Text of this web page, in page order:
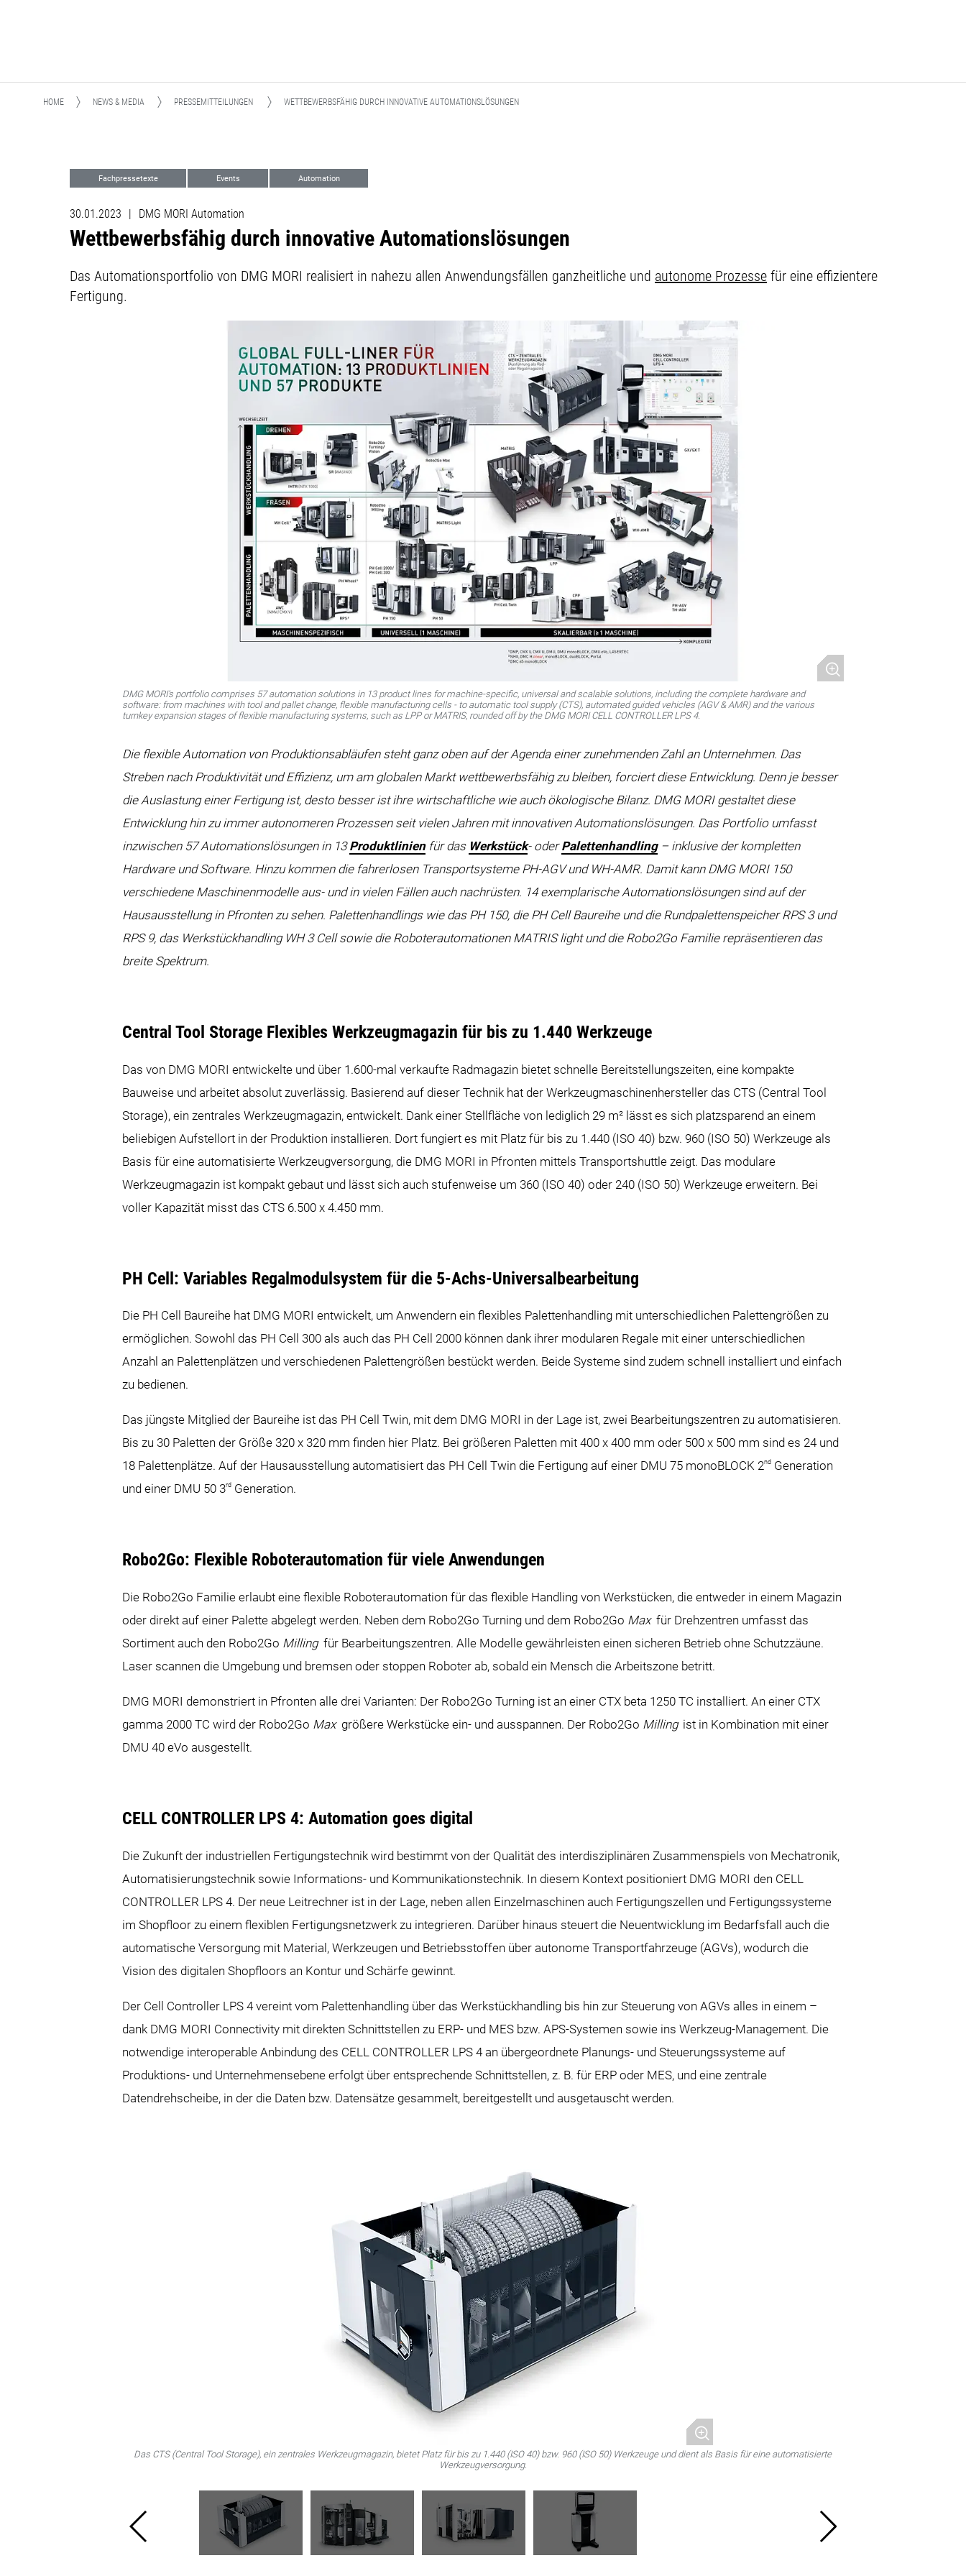
HOME NEWS & MEDIA PRESSEMITTEILUNGEN WETTBEWERBSFÄHIG DURCH INNOVATIVE AUTOMATIONSLÖSUNGEN
Fachpressetexte Events Automation
30.01.2023 | DMG MORI Automation
Wettbewerbsfähig durch innovative Automationslösungen
Das Automationsportfolio von DMG MORI realisiert in nahezu allen Anwendungsfällen ganzheitliche und autonome Prozesse für eine effizientere
Fertigung.
DMG MORI's portfolio comprises 57 automation solutions in 13 product lines for machine-specific, universal and scalable solutions, including the complete hardware and
software: from machines with tool and pallet change, flexible manufacturing cells - to automatic tool supply (CTS), automated guided vehicles (AGV & AMR) and the various
turnkey expansion stages of flexible manufacturing systems, such as LPP or MATRIS, rounded off by the DMG MORI CELL CONTROLLER LPS 4.
Die flexible Automation von Produktionsabläufen steht ganz oben auf der Agenda einer zunehmenden Zahl an Unternehmen. Das
Streben nach Produktivität und Effizienz, um am globalen Markt wettbewerbsfähig zu bleiben, forciert diese Entwicklung. Denn je besser
die Auslastung einer Fertigung ist, desto besser ist ihre wirtschaftliche wie auch ökologische Bilanz. DMG MORI gestaltet diese
Entwicklung hin zu immer autonomeren Prozessen seit vielen Jahren mit innovativen Automationslösungen. Das Portfolio umfasst
inzwischen 57 Automationslösungen in 13Produktlinienfür das Werkstück- oderPalettenhandling– inklusive der kompletten
Hardware und Software. Hinzu kommen die fahrerlosen Transportsysteme PH‑AGV und WH-AMR. Damit kann DMG MORI 150
verschiedene Maschinenmodelle aus- und in vielen Fällen auch nachrüsten. 14 exemplarische Automationslösungen sind auf der
Hausausstellung in Pfronten zu sehen. Palettenhandlings wie das PH 150, die PH Cell Baureihe und die Rundpalettenspeicher RPS 3 und
RPS 9, das Werkstückhandling WH 3 Cell sowie die Roboterautomationen MATRIS light und die Robo2Go Familie repräsentieren das
breite Spektrum.
Central Tool Storage Flexibles Werkzeugmagazin für bis zu 1.440 Werkzeuge
Das von DMG MORI entwickelte und über 1.600-mal verkaufte Radmagazin bietet schnelle Bereitstellungszeiten, eine kompakte
Bauweise und arbeitet absolut zuverlässig. Basierend auf dieser Technik hat der Werkzeugmaschinenhersteller das CTS (Central Tool
Storage), ein zentrales Werkzeugmagazin, entwickelt. Dank einer Stellfläche von lediglich 29 m² lässt es sich platzsparend an einem
beliebigen Aufstellort in der Produktion installieren. Dort fungiert es mit Platz für bis zu 1.440 (ISO 40) bzw. 960 (ISO 50) Werkzeuge als
Basis für eine automatisierte Werkzeugversorgung, die DMG MORI in Pfronten mittels Transportshuttle zeigt. Das modulare
Werkzeugmagazin ist kompakt gebaut und lässt sich auch stufenweise um 360 (ISO 40) oder 240 (ISO 50) Werkzeuge erweitern. Bei
voller Kapazität misst das CTS 6.500 x 4.450 mm.
PH Cell: Variables Regalmodulsystem für die 5-Achs-Universalbearbeitung
Die PH Cell Baureihe hat DMG MORI entwickelt, um Anwendern ein flexibles Palettenhandling mit unterschiedlichen Palettengrößen zu
ermöglichen. Sowohl das PH Cell 300 als auch das PH Cell 2000 können dank ihrer modularen Regale mit einer unterschiedlichen
Anzahl an Palettenplätzen und verschiedenen Palettengrößen bestückt werden. Beide Systeme sind zudem schnell installiert und einfach
zu bedienen.
Das jüngste Mitglied der Baureihe ist das PH Cell Twin, mit dem DMG MORI in der Lage ist, zwei Bearbeitungszentren zu automatisieren.
Bis zu 30 Paletten der Größe 320 x 320 mm finden hier Platz. Bei größeren Paletten mit 400 x 400 mm oder 500 x 500 mm sind es 24 und
18 Palettenplätze. Auf der Hausausstellung automatisiert das PH Cell Twin die Fertigung auf einer DMU 75 monoBLOCK 2nd Generation
und einer DMU 50 3rd Generation.
Robo2Go: Flexible Roboterautomation für viele Anwendungen
Die Robo2Go Familie erlaubt eine flexible Roboterautomation für das flexible Handling von Werkstücken, die entweder in einem Magazin
oder direkt auf einer Palette abgelegt werden. Neben dem Robo2Go Turning und dem Robo2Go Max für Drehzentren umfasst das
Sortiment auch den Robo2Go Milling für Bearbeitungszentren. Alle Modelle gewährleisten einen sicheren Betrieb ohne Schutzzäune.
Laser scannen die Umgebung und bremsen oder stoppen Roboter ab, sobald ein Mensch die Arbeitszone betritt.
DMG MORI demonstriert in Pfronten alle drei Varianten: Der Robo2Go Turning ist an einer CTX beta 1250 TC installiert. An einer CTX
gamma 2000 TC wird der Robo2Go Max größere Werkstücke ein- und ausspannen. Der Robo2Go Milling ist in Kombination mit einer
DMU 40 eVo ausgestellt.
CELL CONTROLLER LPS 4: Automation goes digital
Die Zukunft der industriellen Fertigungstechnik wird bestimmt von der Qualität des interdisziplinären Zusammenspiels von Mechatronik,
Automatisierungstechnik sowie Informations- und Kommunikationstechnik. In diesem Kontext positioniert DMG MORI den CELL
CONTROLLER LPS 4. Der neue Leitrechner ist in der Lage, neben allen Einzelmaschinen auch Fertigungszellen und Fertigungssysteme
im Shopfloor zu einem flexiblen Fertigungsnetzwerk zu integrieren. Darüber hinaus steuert die Neuentwicklung im Bedarfsfall auch die
automatische Versorgung mit Material, Werkzeugen und Betriebsstoffen über autonome Transportfahrzeuge (AGVs), wodurch die
Vision des digitalen Shopfloors an Kontur und Schärfe gewinnt.
Der Cell Controller LPS 4 vereint vom Palettenhandling über das Werkstückhandling bis hin zur Steuerung von AGVs alles in einem –
dank DMG MORI Connectivity mit direkten Schnittstellen zu ERP- und MES bzw. APS-Systemen sowie ins Werkzeug-Management. Die
notwendige interoperable Anbindung des CELL CONTROLLER LPS 4 an übergeordnete Planungs- und Steuerungssysteme auf
Produktions- und Unternehmensebene erfolgt über entsprechende Schnittstellen, z. B. für ERP oder MES, und eine zentrale
Datendrehscheibe, in der die Daten bzw. Datensätze gesammelt, bereitgestellt und ausgetauscht werden.
Das CTS (Central Tool Storage), ein zentrales Werkzeugmagazin, bietet Platz für bis zu 1.440 (ISO 40) bzw. 960 (ISO 50) Werkzeuge und dient als Basis für eine automatisierte
Werkzeugversorgung.